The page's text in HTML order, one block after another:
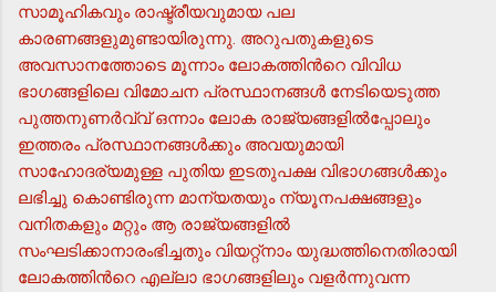
സാമൂഹികവും രാഷ്ട്രീയവുമായ പല
കാരണങ്ങളുമുണ്ടായിരുന്നു. അറുപതുകളുടെ
അവസാനത്തോടെ മൂന്നാം ലോകത്തിന്‍റെ വിവിധ
ഭാഗങ്ങളിലെ വിമോചന പ്രസ്ഥാനങ്ങള്‍ നേടിയെടുത്ത
പുത്തനുണര്‍വ്വ് ഒന്നാം ലോക രാജ്യങ്ങളില്‍പ്പോലും
ഇത്തരം പ്രസ്ഥാനങ്ങള്‍ക്കും അവയുമായി
സാഹോദര്യമുള്ള പുതിയ ഇടതുപക്ഷ വിഭാഗങ്ങള്‍ക്കും
ലഭിച്ചു കൊണ്ടിരുന്ന മാന്യതയും ന്യൂനപക്ഷങ്ങളും
വനിതകളും മറ്റും ആ രാജ്യങ്ങളില്‍
സംഘടിക്കാനാരംഭിച്ചതും വിയറ്റ്നാം യുദ്ധത്തിനെതിരായി
ലോകത്തിന്‍റെ എല്ലാ ഭാഗങ്ങളിലും വളര്‍ന്നുവന്ന